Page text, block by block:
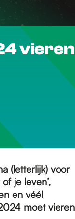
vieren
(letterlijk) voor
je leven’,
en véél
moet vieren